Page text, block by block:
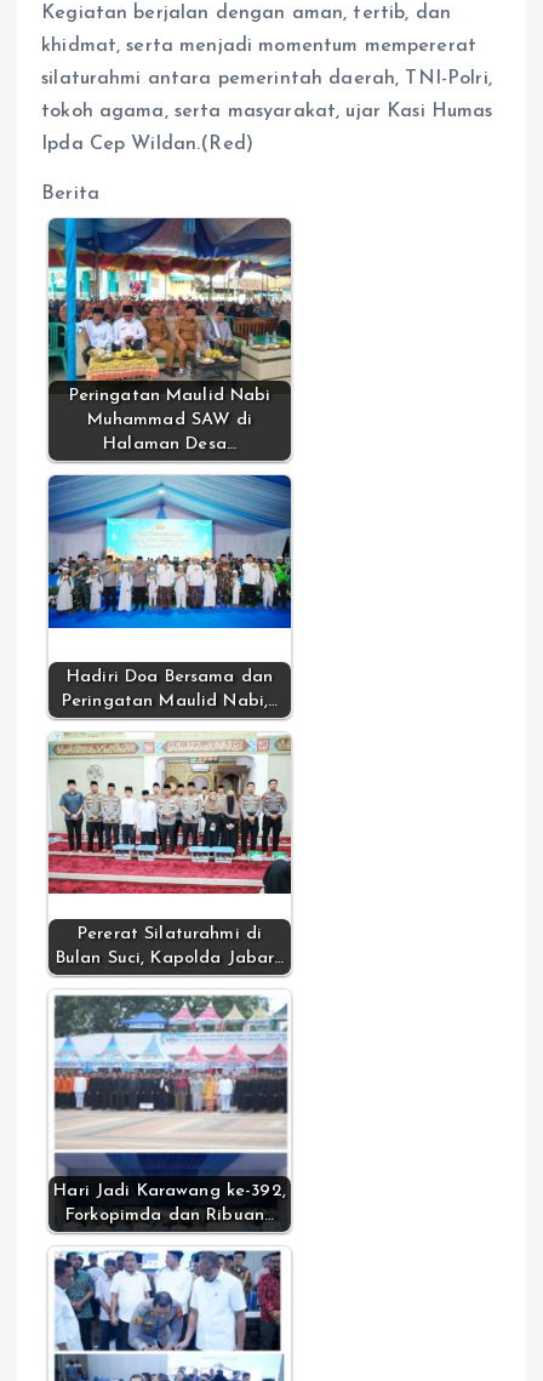
Kegiatan berjalan dengan aman, tertib, dan
khidmat, serta menjadi momentum mempererat
silaturahmi antara pemerintah daerah, TNI-Polri,
tokoh agama, serta masyarakat, ujar Kasi Humas
Ipda Cep Wildan.(Red)
Berita
Peringatan Maulid Nabi
Muhammad SAW di
Halaman Desa…
Hadiri Doa Bersama dan
Peringatan Maulid Nabi,…
Pererat Silaturahmi di
Bulan Suci, Kapolda Jabar…
Hari Jadi Karawang ke-392,
Forkopimda dan Ribuan…